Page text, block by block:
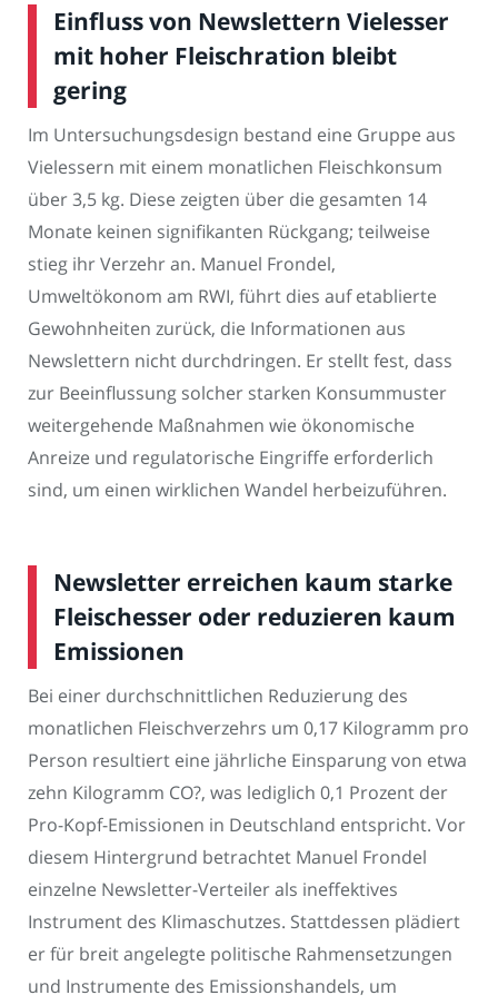
Einfluss von Newslettern Vielesser
mit hoher Fleischration bleibt
gering
Im Untersuchungsdesign bestand eine Gruppe aus
Vielessern mit einem monatlichen Fleischkonsum
über 3,5 kg. Diese zeigten über die gesamten 14
Monate keinen signifikanten Rückgang; teilweise
stieg ihr Verzehr an. Manuel Frondel,
Umweltökonom am RWI, führt dies auf etablierte
Gewohnheiten zurück, die Informationen aus
Newslettern nicht durchdringen. Er stellt fest, dass
zur Beeinflussung solcher starken Konsummuster
weitergehende Maßnahmen wie ökonomische
Anreize und regulatorische Eingriffe erforderlich
sind, um einen wirklichen Wandel herbeizuführen.
Newsletter erreichen kaum starke
Fleischesser oder reduzieren kaum
Emissionen
Bei einer durchschnittlichen Reduzierung des
monatlichen Fleischverzehrs um 0,17 Kilogramm pro
Person resultiert eine jährliche Einsparung von etwa
zehn Kilogramm CO?, was lediglich 0,1 Prozent der
Pro-Kopf-Emissionen in Deutschland entspricht. Vor
diesem Hintergrund betrachtet Manuel Frondel
einzelne Newsletter-Verteiler als ineffektives
Instrument des Klimaschutzes. Stattdessen plädiert
er für breit angelegte politische Rahmensetzungen
und Instrumente des Emissionshandels, um